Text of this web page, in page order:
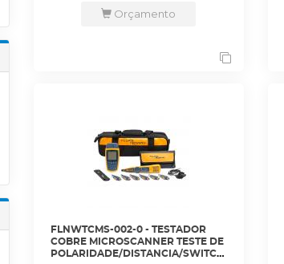
Orçamento
FLNWTCMS-002-0 - TESTADOR
COBRE MICROSCANNER TESTE DE
POLARIDADE/DISTANCIA/SWITCH/POE